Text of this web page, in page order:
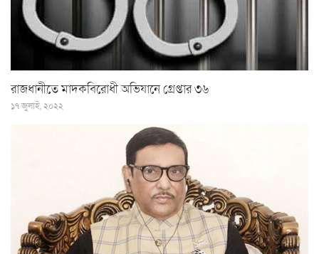
রাজধানীতে মাদকবিরোধী অভিযানে গ্রেপ্তার ৩৬
১৭ জুলাই, ২০২২